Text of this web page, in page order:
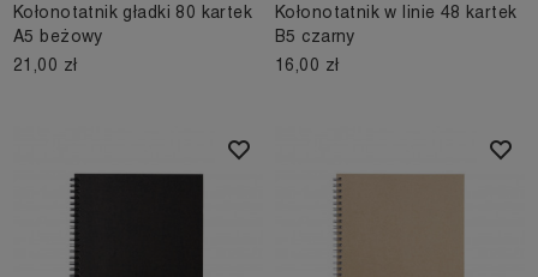
Kołonotatnik gładki 80 kartek
A5 beżowy
21,00 zł
Kołonotatnik w linie 48 kartek
B5 czarny
16,00 zł